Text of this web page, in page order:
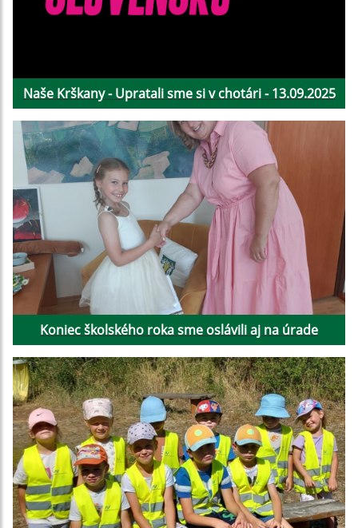
Naše Krškany - Upratali sme si v chotári - 13.09.2025
Koniec školského roka sme oslávili aj na úrade